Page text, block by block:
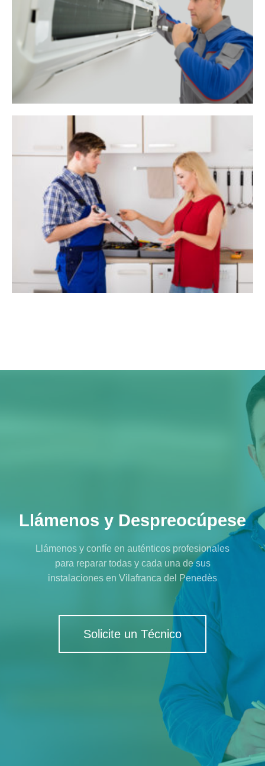
Llámenos y Despreocúpese
Llámenos y confíe en auténticos profesionales
para reparar todas y cada una de sus
instalaciones en Vilafranca del Penedès
Solicite un Técnico